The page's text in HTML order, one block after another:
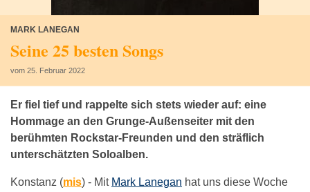
MARK LANEGAN
Seine 25 besten Songs
vom 25. Februar 2022
Er fiel tief und rappelte sich stets wieder auf: eine
Hommage an den Grunge-Außenseiter mit den
berühmten Rockstar-Freunden und den sträflich
unterschätzten Soloalben.
Konstanz (mis) - Mit Mark Lanegan hat uns diese Woche